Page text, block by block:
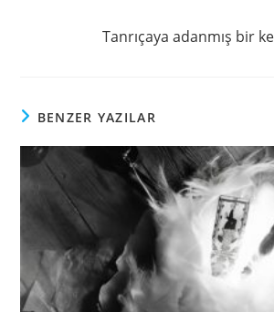
Tanrıçaya adanmış bir
BENZER YAZILAR